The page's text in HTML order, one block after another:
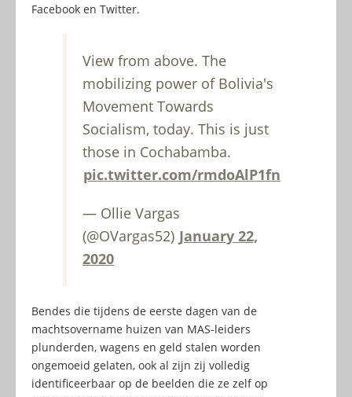
Facebook en Twitter.
View from above. The
mobilizing power of Bolivia's
Movement Towards
Socialism, today. This is just
those in Cochabamba.
pic.twitter.com/rmdoAlP1fn
— Ollie Vargas
(@OVargas52) January 22,
2020
Bendes die tijdens de eerste dagen van de
machtsovername huizen van MAS-leiders
plunderden, wagens en geld stalen worden
ongemoeid gelaten, ook al zijn zij volledig
identificeerbaar op de beelden die ze zelf op